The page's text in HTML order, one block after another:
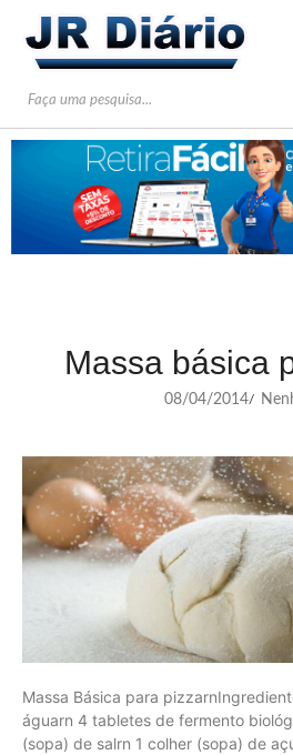
Massa básica
08/04/2014/
Massa Básica para
águarn 4 tabletes de fermento
(sopa) de salrn 1 colher (sopa) de